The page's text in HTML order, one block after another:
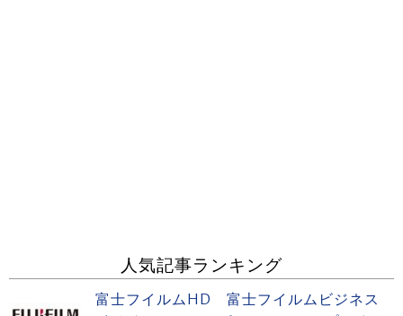
人気記事ランキング
富士フイルムHD 富士フイルムビジネス